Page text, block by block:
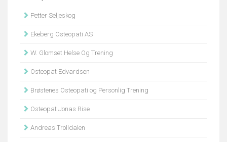
Petter Seljeskog
Ekeberg Osteopati AS
W. Glomset Helse Og Trening
Osteopat Edvardsen
Brøstenes Osteopati og Personlig Trening
Osteopat Jonas Rise
Andreas Trolldalen